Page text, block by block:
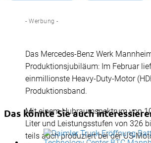
- Werbung -
Das Mercedes-Benz Werk
Produktionsjubiläum: Im Februar
einmillionste Heavy-Duty-Motor
Produktionsband.
Mit einem Hubraumspektrum von
Liter und Leistungsstufen von 326
teils auch produziert bei der US-
Das könnte Sie auch